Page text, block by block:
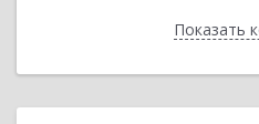
Показать